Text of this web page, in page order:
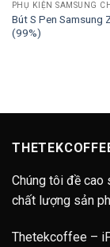
PHỤ KIỆN SAMSUNG
Bút S Pen Samsung
(99%)
Chúng tôi đề cao
chất lượng sản
Thetekcoffee –